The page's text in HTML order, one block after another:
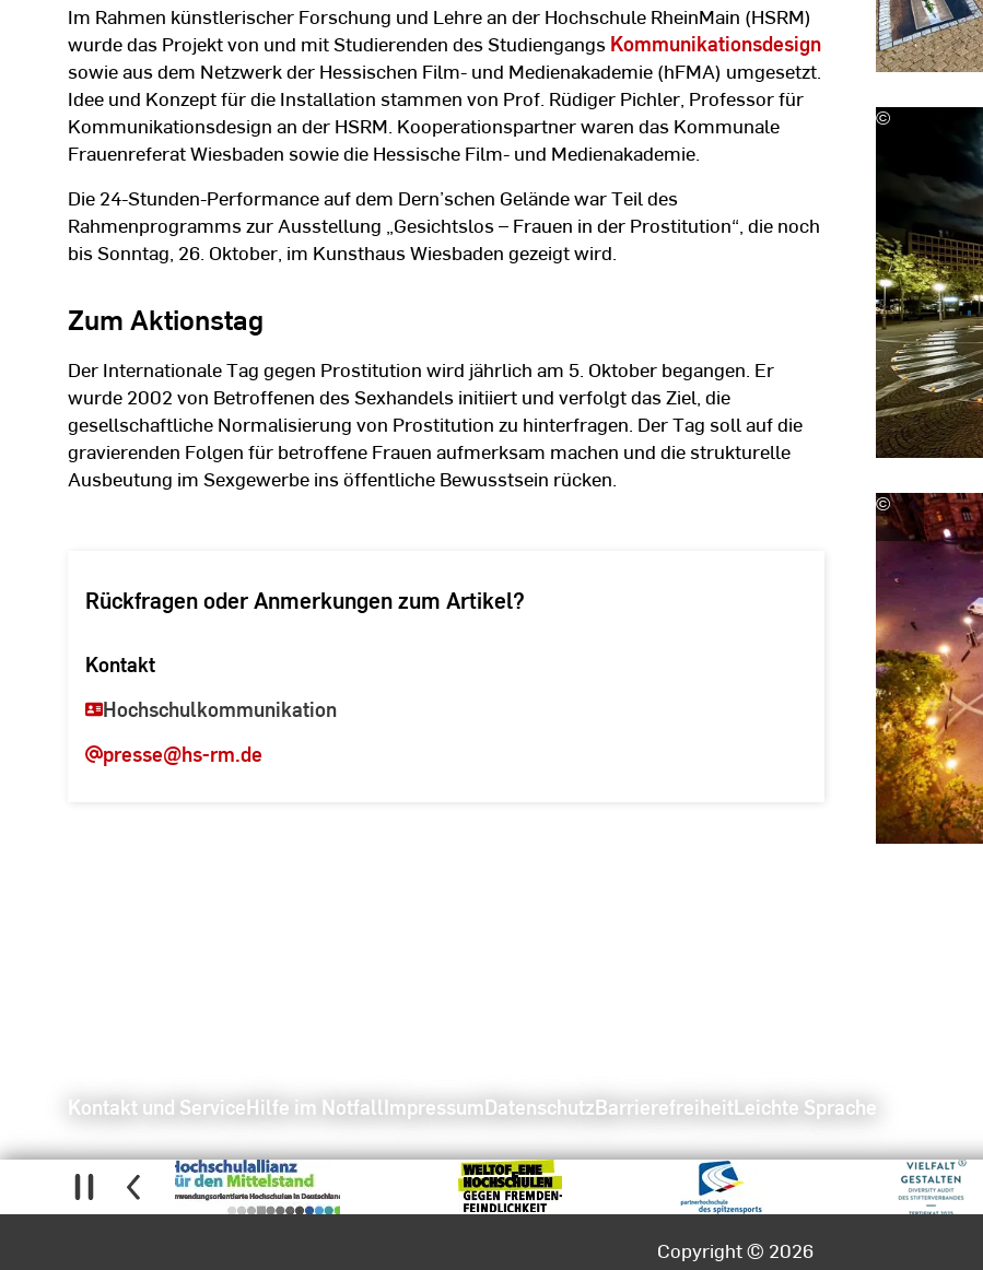
©
Rüdiger
Hochschule
RheinMain
©
Stefan
Pohl
Im Rahmen künstlerischer Forschung und Lehre an der Hochschule RheinMain (HSRM)
wurde das Projekt von und mit Studierenden des Studiengangs Kommunikationsdesign
sowie aus dem Netzwerk der Hessischen Film- und Medienakademie (hFMA) umgesetzt.
Idee und Konzept für die Installation stammen von Prof. Rüdiger Pichler, Professor für
Kommunikationsdesign an der HSRM. Kooperationspartner waren das Kommunale
Frauenreferat Wiesbaden sowie die Hessische Film- und Medienakademie.
Die 24-Stunden-Performance auf dem Dern’schen Gelände war Teil des
Rahmenprogramms zur Ausstellung „Gesichtslos – Frauen in der Prostitution“, die noch
bis Sonntag, 26. Oktober, im Kunsthaus Wiesbaden gezeigt wird.
Zum Aktionstag
Der Internationale Tag gegen Prostitution wird jährlich am 5. Oktober begangen. Er
wurde 2002 von Betroffenen des Sexhandels initiiert und verfolgt das Ziel, die
gesellschaftliche Normalisierung von Prostitution zu hinterfragen. Der Tag soll auf die
gravierenden Folgen für betroffene Frauen aufmerksam machen und die strukturelle
Ausbeutung im Sexgewerbe ins öffentliche Bewusstsein rücken.
Rückfragen oder Anmerkungen zum Artikel?
Kontakt
Hochschulkommunikation
presse@hs-rm.de
Kontakt und ServiceHilfe im NotfallImpressumDatenschutzBarrierefreiheitLeichte Sprache
Copyright © 2026